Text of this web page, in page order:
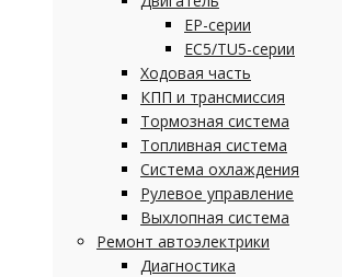
EP-серии
EC5/TU5-серии
Ходовая часть
КПП и трансмиссия
Тормозная система
Топливная система
Система охлаждения
Рулевое управление
Выхлопная система
Ремонт автоэлектрики
Диагностика